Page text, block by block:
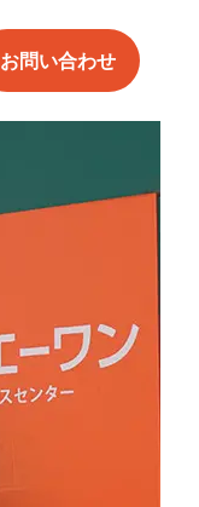
お問い合わせ